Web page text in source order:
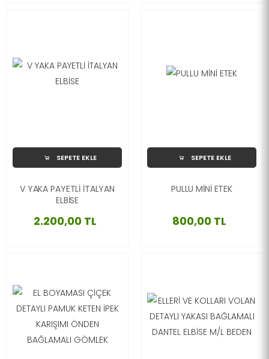
SEPETE EKLE
V YAKA PAYETLİ İTALYAN
ELBİSE
2.200,00 TL
SEPETE EKLE
PULLU MİNİ ETEK
800,00 TL